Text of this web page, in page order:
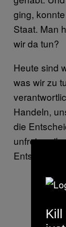
ging,
Staat. Man
wir da tun?
Heute sind
was wir zu
Handeln,
die
unfrei, weil
Kill